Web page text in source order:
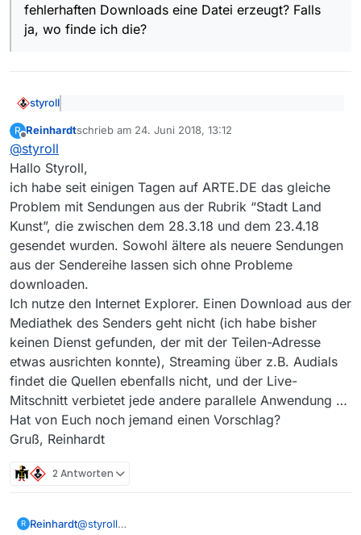
fehlerhaften Downloads eine Datei erzeugt? Falls
ja, wo finde ich die?
styroll
Forum liest, gibt es bei ARTE wohl des öfteren
Filmliste:
Dein Subject müsste lauten: Downloadfehler
Responsecode 404 bei “Dallas Buyers Club (ARTE)” und
nicht “Downloadfehler Responsecode 404 bei arte.de”,
da kein generelles DL-Problem bei ARTE vorliegt.
tina_170726 sagte: Wg. dem Livestream habe ich
schon in der Anleitung, den FAQs und auch im
Forum gesucht. Leider habe ich keine Hinweise
über die genaue Vorgehensweise gefunden.
Eine Hilfeleistung (Link) habe ich dir ja oben gegeben…
@tina_170726
problemlos zurecht.
Darum geht es aber nicht, sondern vielmehr ob WMP mit
nicht-standardkonformen Dateien zurechtkommt…
@tina_170726sagte: Wird denn trotz eines
fehlerhaften Downloads eine Datei erzeugt? Falls
ja, wo finde ich die?
Bei solch widersprüchlichen Aussagen wird es
schwierig zu helfen:
@tina_170726
Media Player nicht abspielen
fehlerhaften Downloads eine Datei erzeugt? Falls
R
Offline
Reinhardtschrieb am 24. Juni 2018, 13:12
zuletzt editiert von
@styroll
Hallo Styroll,
ich habe seit einigen Tagen auf ARTE.DE das gleiche
Problem mit Sendungen aus der Rubrik “Stadt Land
Kunst”, die zwischen dem 28.3.18 und dem 23.4.18
gesendet wurden. Sowohl ältere als neuere Sendungen
aus der Sendereihe lassen sich ohne Probleme
downloaden.
Ich nutze den Internet Explorer. Einen Download aus der
Mediathek des Senders geht nicht (ich habe bisher
keinen Dienst gefunden, der mit der Teilen-Adresse
etwas ausrichten konnte), Streaming über z.B. Audials
findet die Quellen ebenfalls nicht, und der Live-
Mitschnitt verbietet jede andere parallele Anwendung …
Hat von Euch noch jemand einen Vorschlag?
Gruß, Reinhardt
2 Antworten
R Reinhardt@styroll